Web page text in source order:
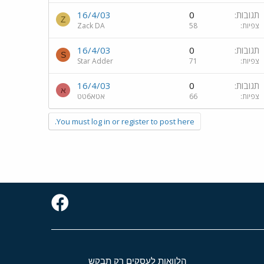
תגובות 0
צפיות 58
16/4/03
Zack DA
Z
תגובות 0
צפיות 71
16/4/03
Star Adder
S
תגובות 0
צפיות 66
16/4/03
אטא6טט
א
You must log in or register to post here.
הלוואות לעסקים רק תבקש